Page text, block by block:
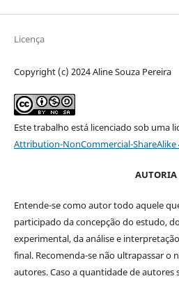
Licença
Copyright (c) 2024 Aline Souza Pereira
Este trabalho está licenciado sob uma
Attribution-NonCommercial-
AUTORIA
Entende-se como autor todo aquele
participado da concepção do estudo,
experimental, da análise e
final. Recomenda-se não ultrapassar
autores. Caso a quantidade de autores